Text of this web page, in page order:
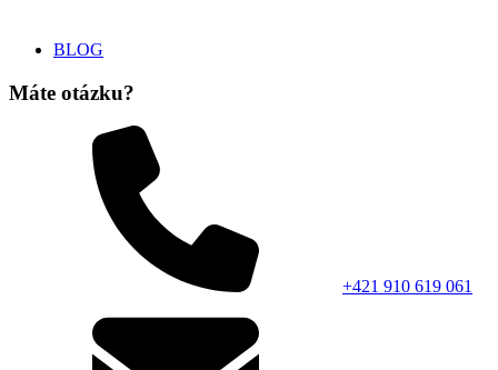
BLOG
Máte otázku?
+421 910 619 061